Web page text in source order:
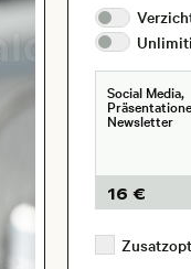
Social Media,
Newsletter
16 €